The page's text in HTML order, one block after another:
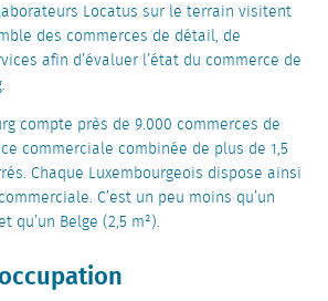
Locatus sur le terrain visitent
des commerces de détail, de
afin d’évaluer l’état du commerce de
compte près de 9.000 commerces de
commerciale combinée de plus de 1,5
Chaque Luxembourgeois dispose ainsi
C’est un peu moins qu’un
qu’un Belge (2,5 m²).